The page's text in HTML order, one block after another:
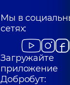
для всей
Позняках
Поликлиника
Драгоманова,
Киев
Мы в
сетях:
Загружайте
приложение
Добробут: